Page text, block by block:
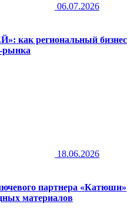
06.07.2026
как региональный бизнес
рынка
18.06.2026
партнера «Катюши»
материалов